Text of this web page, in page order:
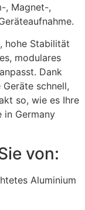
, Magnet-,
hohe Stabilität
modulares
Dank
schnell,
so, wie es Ihre
in Germany
von:
Aluminium